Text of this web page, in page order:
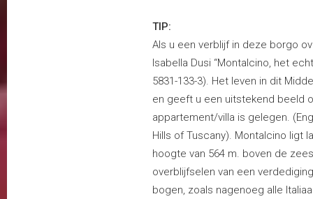
TIP:
Als u een verblijf in deze borgo
Isabella Dusi “Montalcino, het
5831-133-3). Het leven in dit
en geeft u een uitstekend beeld
appartement/villa is gelegen.
Hills of Tuscany). Montalcino ligt
hoogte van 564 m. boven de
overblijfselen van een
bogen, zoals nagenoeg alle